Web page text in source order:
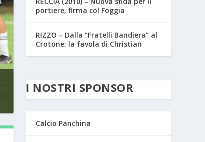
portiere, firma col Foggia
RIZZO – Dalla “Fratelli Bandiera” al
Crotone: la favola di Christian
I NOSTRI SPONSOR
Calcio Panchina